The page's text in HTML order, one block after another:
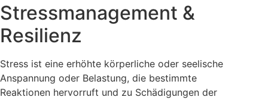
Stressmanagement &
Resilienz
Stress ist eine erhöhte körperliche oder seelische
Anspannung oder Belastung, die bestimmte
Reaktionen hervorruft und zu Schädigungen der